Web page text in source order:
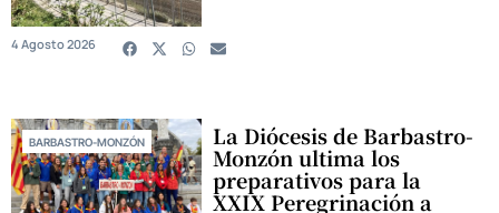
4 Agosto 2026
BARBASTRO-MONZÓN La Diócesis de Barbastro-
Monzón ultima los
preparativos para la
XXIX Peregrinación a